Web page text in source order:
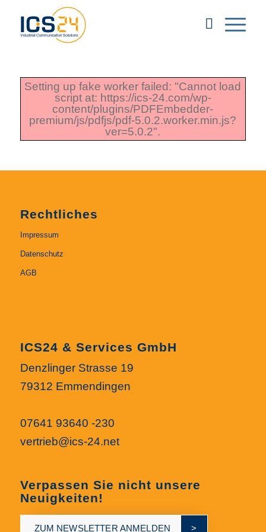
Setting up fake worker failed: "Cannot load
script at: https://ics-24.com/wp-
content/plugins/PDFEmbedder-
premium/js/pdfjs/pdf-5.0.2.worker.min.js?
ver=5.0.2".
Rechtliches
Impressum
Datenschutz
AGB
ICS24 & Services GmbH
Denzlinger Strasse 19
79312 Emmendingen
07641 93640 -230
vertrieb@ics-24.net
Verpassen Sie nicht unsere
Neuigkeiten!
ZUM NEWSLETTER ANMELDEN